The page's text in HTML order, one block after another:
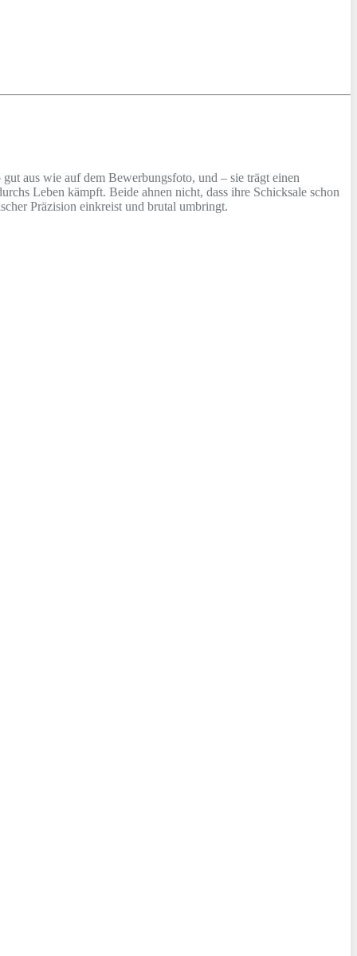
aus wie auf dem Bewerbungsfoto, und – sie trägt einen
Leben kämpft. Beide ahnen nicht, dass ihre Schicksale schon
Präzision einkreist und brutal umbringt.